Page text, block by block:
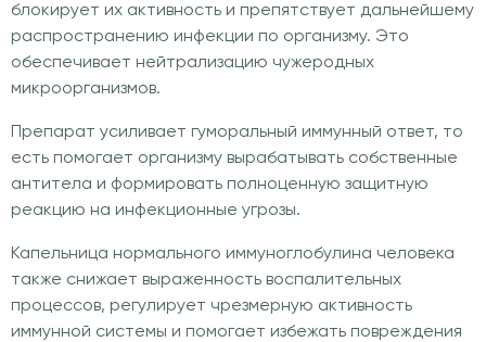
блокирует их активность и препятствует дальнейшему
распространению инфекции по организму. Это
обеспечивает нейтрализацию чужеродных
микроорганизмов.
Препарат усиливает гуморальный иммунный ответ, то
есть помогает организму вырабатывать собственные
антитела и формировать полноценную защитную
реакцию на инфекционные угрозы.
Капельница нормального иммуноглобулина человека
также снижает выраженность воспалительных
процессов, регулирует чрезмерную активность
иммунной системы и помогает избежать повреждения